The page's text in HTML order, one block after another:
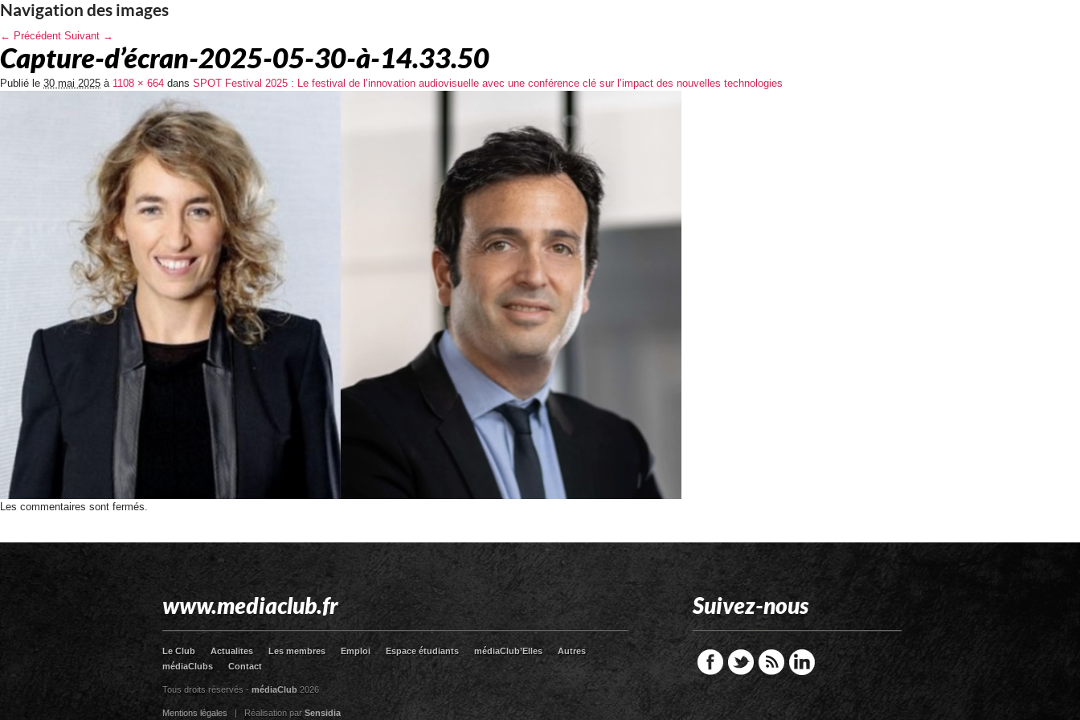
Navigation des images
← Précédent Suivant →
Capture-d’écran-2025-05-30-à-14.33.50
Publié le 30 mai 2025 à 1108 × 664 dans SPOT Festival 2025 : Le festival de l’innovation audiovisuelle avec une conférence clé sur l’impact des nouvelles technologies
Les commentaires sont fermés.
www.mediaclub.fr
Le Club Actualites Les membres Emploi Espace étudiants médiaClub’Elles
Autres
médiaClubs
Contact
Tous droits réservés - médiaClub 2026
Mentions légales | Réalisation par Sensidia
Suivez-nous
FacebookTwitter RSS LinkedIn